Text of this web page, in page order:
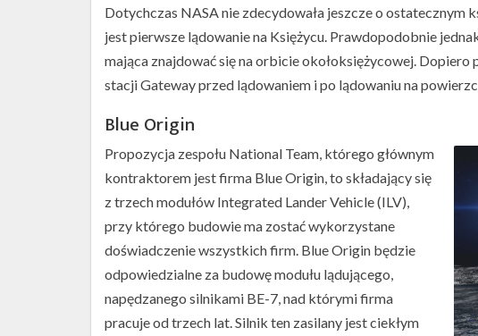
Propozycje
księżycowych
NASA/Dynetics/SpaceX/Blue
Origin)
Dotychczas NASA nie zdecydowała jeszcze o ostatecznym
jest pierwsze lądowanie na Księżycu. Prawdopodobnie
mająca znajdować się na orbicie okołoksiężycowej.
stacji Gateway przed lądowaniem i po lądowaniu na
Blue Origin
Propozycja zespołu National Team, którego głównym
kontraktorem jest firma Blue Origin, to składający się
z trzech modułów Integrated Lander Vehicle (ILV),
przy którego budowie ma zostać wykorzystane
doświadczenie wszystkich firm. Blue Origin będzie
odpowiedzialne za budowę modułu lądującego,
napędzanego silnikami BE-7, nad którymi firma
pracuje od trzech lat. Silnik ten zasilany jest ciekłym